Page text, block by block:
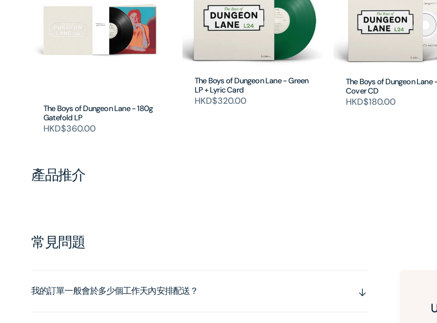
The Boys of Dungeon Lane - 180g
Gatefold LP
HKD$360.00
The Boys of Dungeon Lane - Green
LP + Lyric Card
HKD$320.00
The Boys of Dungeon Lane
Cover CD
HKD$180.00
產品推介
常見問題
我的訂單一般會於多少個工作天內安排配送？